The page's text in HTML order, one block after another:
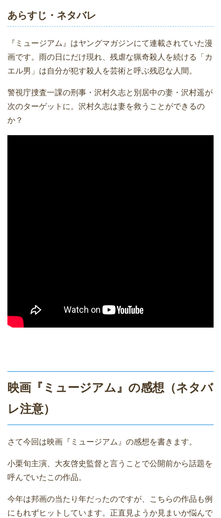
あらすじ・ネタバレ
『ミュージアム』はヤングマガジンにて連載されていた漫
画です。雨の日にだけ現れ、残虐な猟奇殺人を続ける「カ
エル男」は自分が犯す殺人を芸術と呼ぶ残忍な人間。
警視庁捜査一課の刑事・沢村久志と別居中の妻・沢村遥が
次のターゲットに。沢村久志は妻を救うことができるの
か？
映画『ミュージアム』の感想（ネタバ
レ注意）
さて今回は映画『ミュージアム』の感想を書きます。
小栗旬主演、大友啓史監督と言うことで公開前から話題を
呼んでいたこの作品。
今年は邦画の当たり年だったのですが、こちらの作品も例
にもれずヒットしています。正直見ようか見まいか悩んで